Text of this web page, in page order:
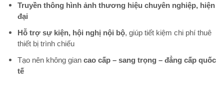
Truyền thông hình ảnh thương hiệu chuyên nghiệp, hiện
đại
Hỗ trợ sự kiện, hội nghị nội bộ, giúp tiết kiệm chi phí thuê
thiết bị trình chiếu
Tạo nên không gian cao cấp – sang trọng – đẳng cấp quốc
tế